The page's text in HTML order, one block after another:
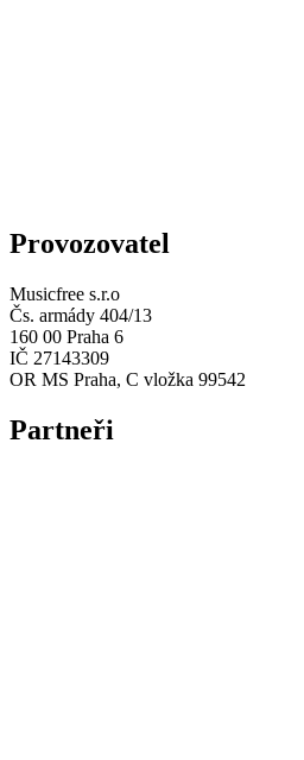
Provozovatel
Musicfree s.r.o
Čs. armády 404/13
160 00 Praha 6
IČ 27143309
OR MS Praha, C vložka 99542
Partneři